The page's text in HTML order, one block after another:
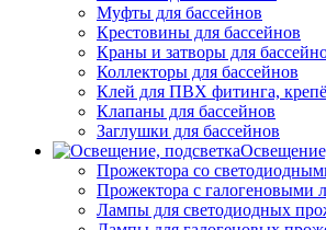
Муфты для бассейнов
Крестовины для бассейнов
Краны и затворы для
Коллекторы для бассейнов
Клей для ПВХ фитинга,
Клапаны для бассейнов
Заглушки для бассейнов
Прожектора со
Прожектора с галогеновыми
Лампы для светодиодных